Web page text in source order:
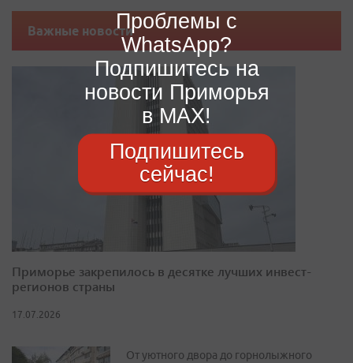
Важные новости
Приморье закрепилось в десятке лучших инвест-
регионов страны
17.07.2026
От уютного двора до горнолыжного
Проблемы с
WhatsApp?
Подпишитесь на
новости Приморья
в MAX!
Подпишитесь
сейчас!